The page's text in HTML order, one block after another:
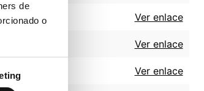
de
o
Ver enlace
Ver enlace
Ver enlace